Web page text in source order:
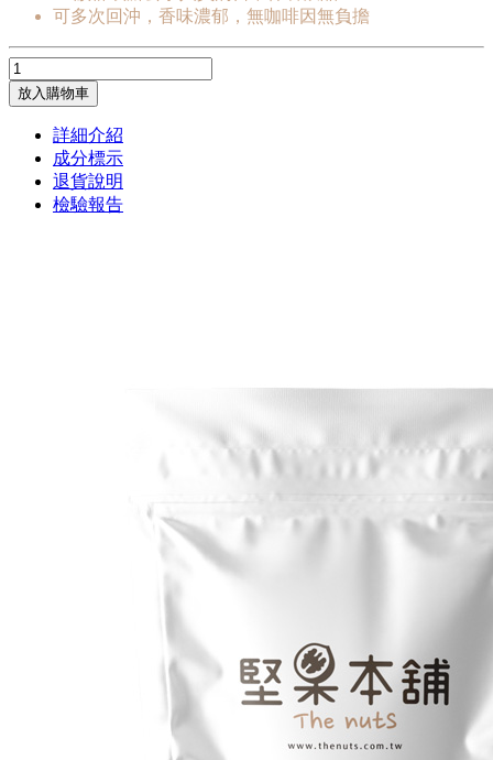
可多次回沖，香味濃郁，無咖啡因無負擔
放入購物車
詳細介紹
成分標示
退貨說明
檢驗報告